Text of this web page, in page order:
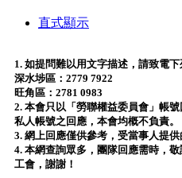
直式顯示
1. 如提問難以用文字描述，請致電
深水埗區：2779 7922
旺角區：2781 0983
2. 本會只以「勞聯權益委員會」帳
私人帳號之回應，本會均概不負責。
3. 網上回應僅供參考，受當事人提
4. 本網查詢眾多，團隊回應需時，
工會，謝謝！